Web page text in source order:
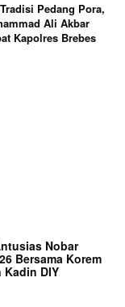
Pedang Pora,
Ali Akbar
Kapolres Brebes
Nobar
Bersama Korem
Kadin DIY